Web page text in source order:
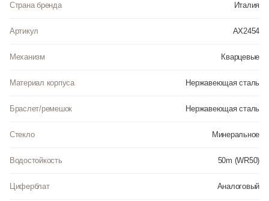
Страна бренда Италия
Артикул AX2454
Механизм Кварцевые
Материал корпуса Нержавеющая сталь
Браслет/ремешок Нержавеющая сталь
Стекло Минеральное
Водостойкость 50m (WR50)
Циферблат Аналоговый